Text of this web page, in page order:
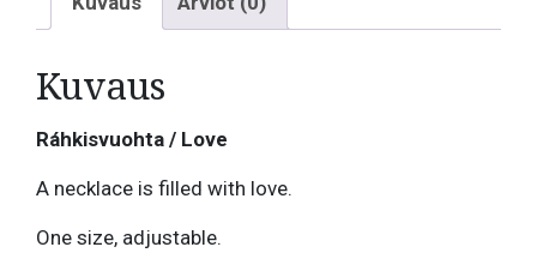
Kuvaus
Ráhkisvuohta / Love
A necklace is filled with love.
One size, adjustable.